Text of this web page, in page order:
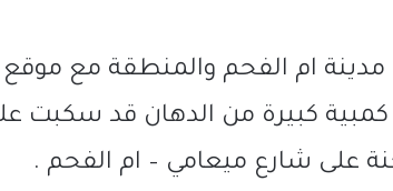
ام الفحم والمنطقة مع
كمبية كبيرة من الدهان قد سكبت
على شارع ميعامي – ام الفحم .